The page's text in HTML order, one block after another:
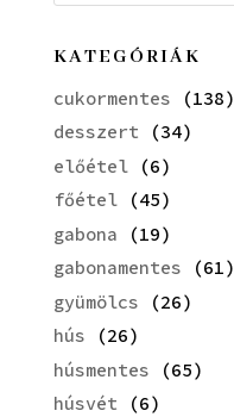
KATEGÓRIÁK
cukormentes (138)
desszert (34)
előétel(6)
főétel(45)
gabona (19)
gabonamentes (61)
gyümölcs (26)
hús (26)
húsmentes (65)
húsvét (6)